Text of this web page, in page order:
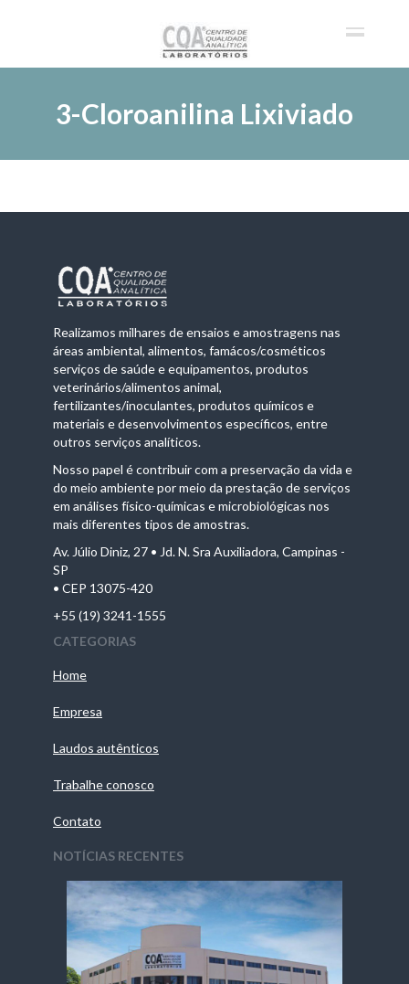
3-Cloroanilina Lixiviado
Realizamos milhares de ensaios e amostragens nas
áreas ambiental, alimentos, famácos/cosméticos
serviços de saúde e equipamentos, produtos
veterinários/alimentos animal,
fertilizantes/inoculantes, produtos químicos e
materiais e desenvolvimentos específicos, entre
outros serviços analíticos.
Nosso papel é contribuir com a preservação da vida e
do meio ambiente por meio da prestação de serviços
em análises físico-químicas e microbiológicas nos
mais diferentes tipos de amostras.
Av. Júlio Diniz, 27 • Jd. N. Sra Auxiliadora, Campinas -
SP
• CEP 13075-420
+55 (19) 3241-1555
CATEGORIAS
Home
Empresa
Laudos autênticos
Trabalhe conosco
Contato
NOTÍCIAS RECENTES